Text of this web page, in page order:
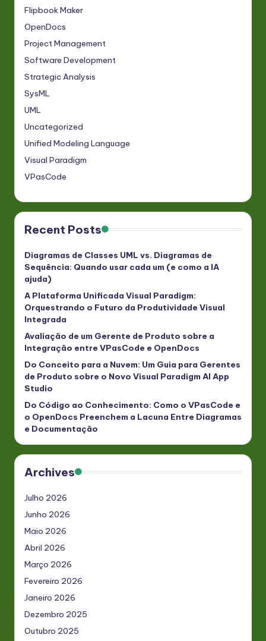
Flipbook Maker
OpenDocs
Project Management
Software Development
Strategic Analysis
SysML
UML
Uncategorized
Unified Modeling Language
Visual Paradigm
VPasCode
Recent Posts
Diagramas de Classes UML vs. Diagramas de
Sequência: Quando usar cada um (e como a IA
ajuda)
A Plataforma Unificada Visual Paradigm:
Orquestrando o Futuro da Produtividade Visual
Integrada
Avaliação de um Gerente de Produto sobre a
Integração entre VPasCode e OpenDocs
Do Conceito para a Nuvem: Um Guia para Gerentes
de Produto sobre o Novo Visual Paradigm AI App
Studio
Do Código ao Conhecimento: Como o VPasCode e
o OpenDocs Preenchem a Lacuna Entre Diagramas
e Documentação
Archives
Julho 2026
Junho 2026
Maio 2026
Abril 2026
Março 2026
Fevereiro 2026
Janeiro 2026
Dezembro 2025
Outubro 2025